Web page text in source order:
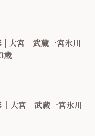
| 大宮 武蔵一宮氷川
歳
｜大宮 武蔵一宮氷川